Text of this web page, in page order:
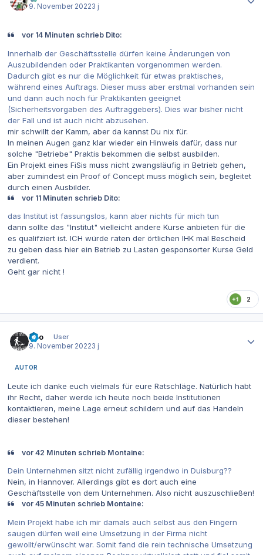
9. November 20223 j
vor 14 Minuten schrieb Dito:
Innerhalb der Geschäftsstelle dürfen keine Änderungen von
Auszubildenden oder Praktikanten vorgenommen werden.
Dadurch gibt es nur die Möglichkeit für etwas praktisches,
während eines Auftrags. Dieser muss aber erstmal vorhanden sein
und dann auch noch für Praktikanten geeignet
(Sicherheitsvorgaben des Auftraggebers). Dies war bisher nicht
der Fall und ist auch nicht abzusehen.
mir schwillt der Kamm, aber da kannst Du nix für.
In meinen Augen ganz klar wieder ein Hinweis dafür, dass nur
solche "Betriebe" Praktis bekommen die selbst ausbilden.
Ein Projekt eines FiSis muss nicht zwangsläufig in Betrieb gehen,
aber zumindest ein Proof of Concept muss möglich sein, begleitet
durch einen Ausbilder.
vor 11 Minuten schrieb Dito:
das Institut ist fassungslos, kann aber nichts für mich tun
dann sollte das "Institut" vielleicht andere Kurse anbieten für die
es qualifziert ist. ICH würde raten der örtlichen IHK mal Bescheid
zu geben dass hier ein Betrieb zu Lasten gesponsorter Kurse Geld
verdient.
Geht gar nicht !
2
Dito
User
9. November 20223 j
AUTOR
Leute ich danke euch vielmals für eure Ratschläge. Natürlich habt
ihr Recht, daher werde ich heute noch beide Institutionen
kontaktieren, meine Lage erneut schildern und auf das Handeln
dieser bestehen!
vor 42 Minuten schrieb Montaine:
Dein Unternehmen sitzt nicht zufällig irgendwo in Duisburg??
Nein, in Hannover. Allerdings gibt es dort auch eine
Geschäftsstelle von dem Unternehmen. Also nicht auszuschließen!
vor 45 Minuten schrieb Montaine:
Mein Projekt habe ich mir damals auch selbst aus den Fingern
saugen dürfen weil eine Umsetzung in der Firma nicht
gewollt/erwünscht war. Somit fand die rein technische Umsetzung